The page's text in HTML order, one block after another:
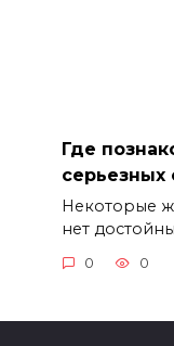
0 0
© 2026 Magic-